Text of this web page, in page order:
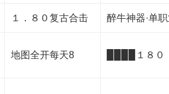
１．８０复古合击 醉牛神器·单
地图全开每天8 ▉▉▉▉１８０